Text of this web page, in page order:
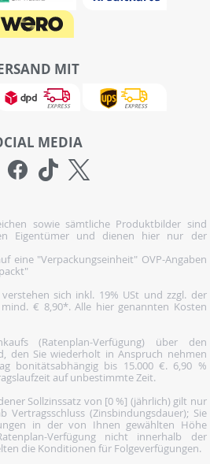
MIT
MEDIA
sowie sämtliche Produktbilder sind
Eigentümer und dienen hier nur der
eine "Verpackungseinheit" OVP-Angaben
sich inkl. 19% USt und zzgl. der
€ 8,90*. Alle hier genannten Kosten
(Ratenplan-Verfügung) über den
den Sie wiederholt in Anspruch nehmen
bonitätsabhängig bis 15.000 €. 6,90 %
auf unbestimmte Zeit.
Sollzinssatz von [0 %] (jährlich) gilt nur
(Zinsbindungsdauer); Sie
in der von Ihnen gewählten Höhe
Verfügung nicht innerhalb der
die Konditionen für Folgeverfügungen.